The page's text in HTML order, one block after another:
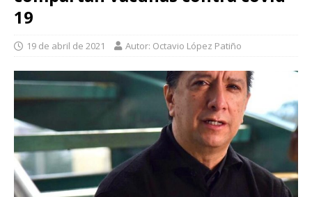
19
19 de abril de 2021 Autor: Octavio López Patiño